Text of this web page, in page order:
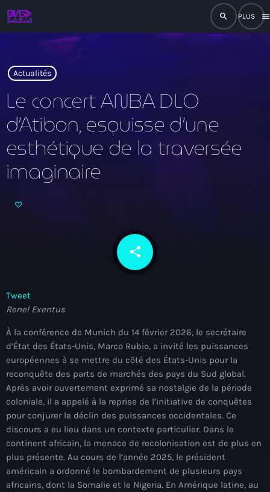
search
menu
close
play_arrow RADIO DROMAGE
TV Direct
Actualités
Blog Grid Sidebar
Contact
Archives
août 2026
Actualités
Le concert ANBA DLO
d’Atibon, esquisse d’une
esthétique de la traversée
imaginaire
share
email
Tweet
Renel Exentus
À la conférence de Munich du 14 février 2026, le secrétaire
d’État des États-Unis, Marco Rubio, a invité les puissances
européennes à se mettre du côté des États-Unis pour la
reconquête des parts de marchés des pays du Sud global.
Après avoir ouvertement exprimé sa nostalgie de la période
coloniale, il a appelé à la reprise de l’initiative de conquêtes
pour conjurer le déclin des puissances occidentales. Ce
discours a eu lieu dans un contexte particulier. Dans le
continent africain, la menace de recolonisation est de plus en
plus présente. Au cours de l’année 2025, le président
américain a ordonné le bombardement de plusieurs pays
africains, dont la Somalie et le Nigeria. En Amérique latine, au